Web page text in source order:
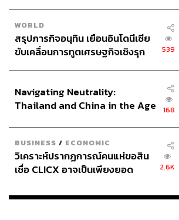
WORLD
สรุปภารกิจอนุทิน เยือนอินโดนีเซีย
ขับเคลื่อนการทูตเศรษฐกิจเชิงรุก
539
Navigating Neutrality:
Thailand and China in the Age
168
BUSINESS / ECONOMIC
วิเคราะห์ปรากฏการณ์คนแห่ขอสิน
เชื่อ CLICX อาจเป็นเพียงยอด
เรือนไทยที่ถูกซุกไว้
2.6K